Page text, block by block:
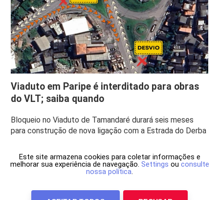
Viaduto em Paripe é interditado para obras
do VLT; saiba quando
Bloqueio no Viaduto de Tamandaré durará seis meses
para construção de nova ligação com a Estrada do Derba
Este site armazena cookies para coletar informações e
melhorar sua experiência de navegação. Settings ou consulte
nossa política.